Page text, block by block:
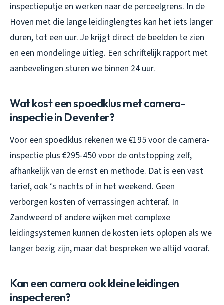
inspectieputje en werken naar de perceelgrens. In de
Hoven met die lange leidinglengtes kan het iets langer
duren, tot een uur. Je krijgt direct de beelden te zien
en een mondelinge uitleg. Een schriftelijk rapport met
aanbevelingen sturen we binnen 24 uur.
Wat kost een spoedklus met camera-
inspectie in Deventer?
Voor een spoedklus rekenen we €195 voor de camera-
inspectie plus €295-450 voor de ontstopping zelf,
afhankelijk van de ernst en methode. Dat is een vast
tarief, ook ‘s nachts of in het weekend. Geen
verborgen kosten of verrassingen achteraf. In
Zandweerd of andere wijken met complexe
leidingsystemen kunnen de kosten iets oplopen als we
langer bezig zijn, maar dat bespreken we altijd vooraf.
Kan een camera ook kleine leidingen
inspecteren?